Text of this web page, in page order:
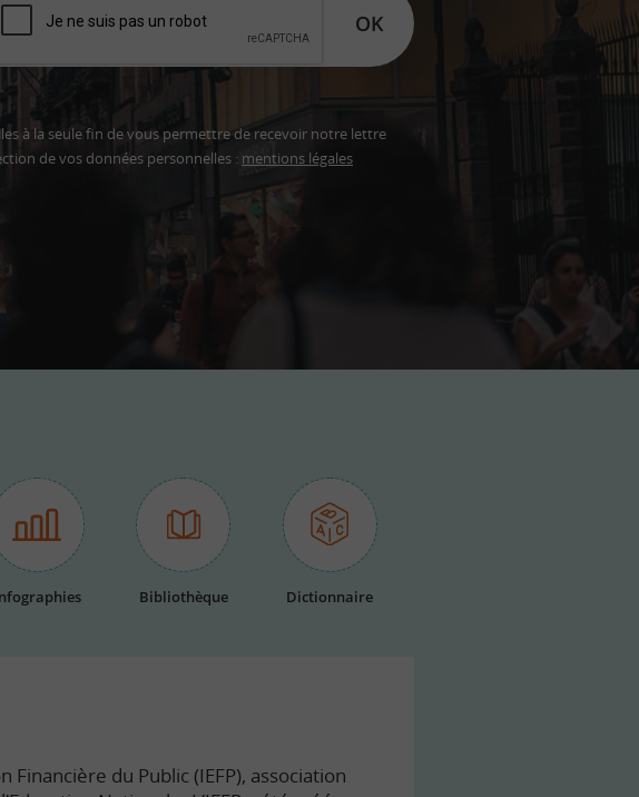
OK
à la seule fin de vous permettre de recevoir notre lettre
de vos données personnelles : mentions légales
Bibliothèque Dictionnaire
du Public (IEFP), association